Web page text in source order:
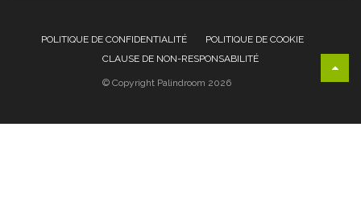
POLITIQUE DE CONFIDENTIALITÉ
POLITIQUE DE COOKIE
CLAUSE DE NON-RESPONSABILITÉ
© Copyright Palindroom 2026